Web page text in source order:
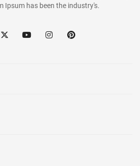
Ipsum has been the industry's.